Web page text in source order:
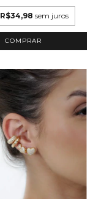
R$34,98 sem juros
COMPRAR